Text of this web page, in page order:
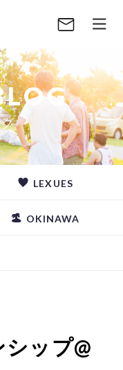
LEXUES
OKINAWA
ップ@